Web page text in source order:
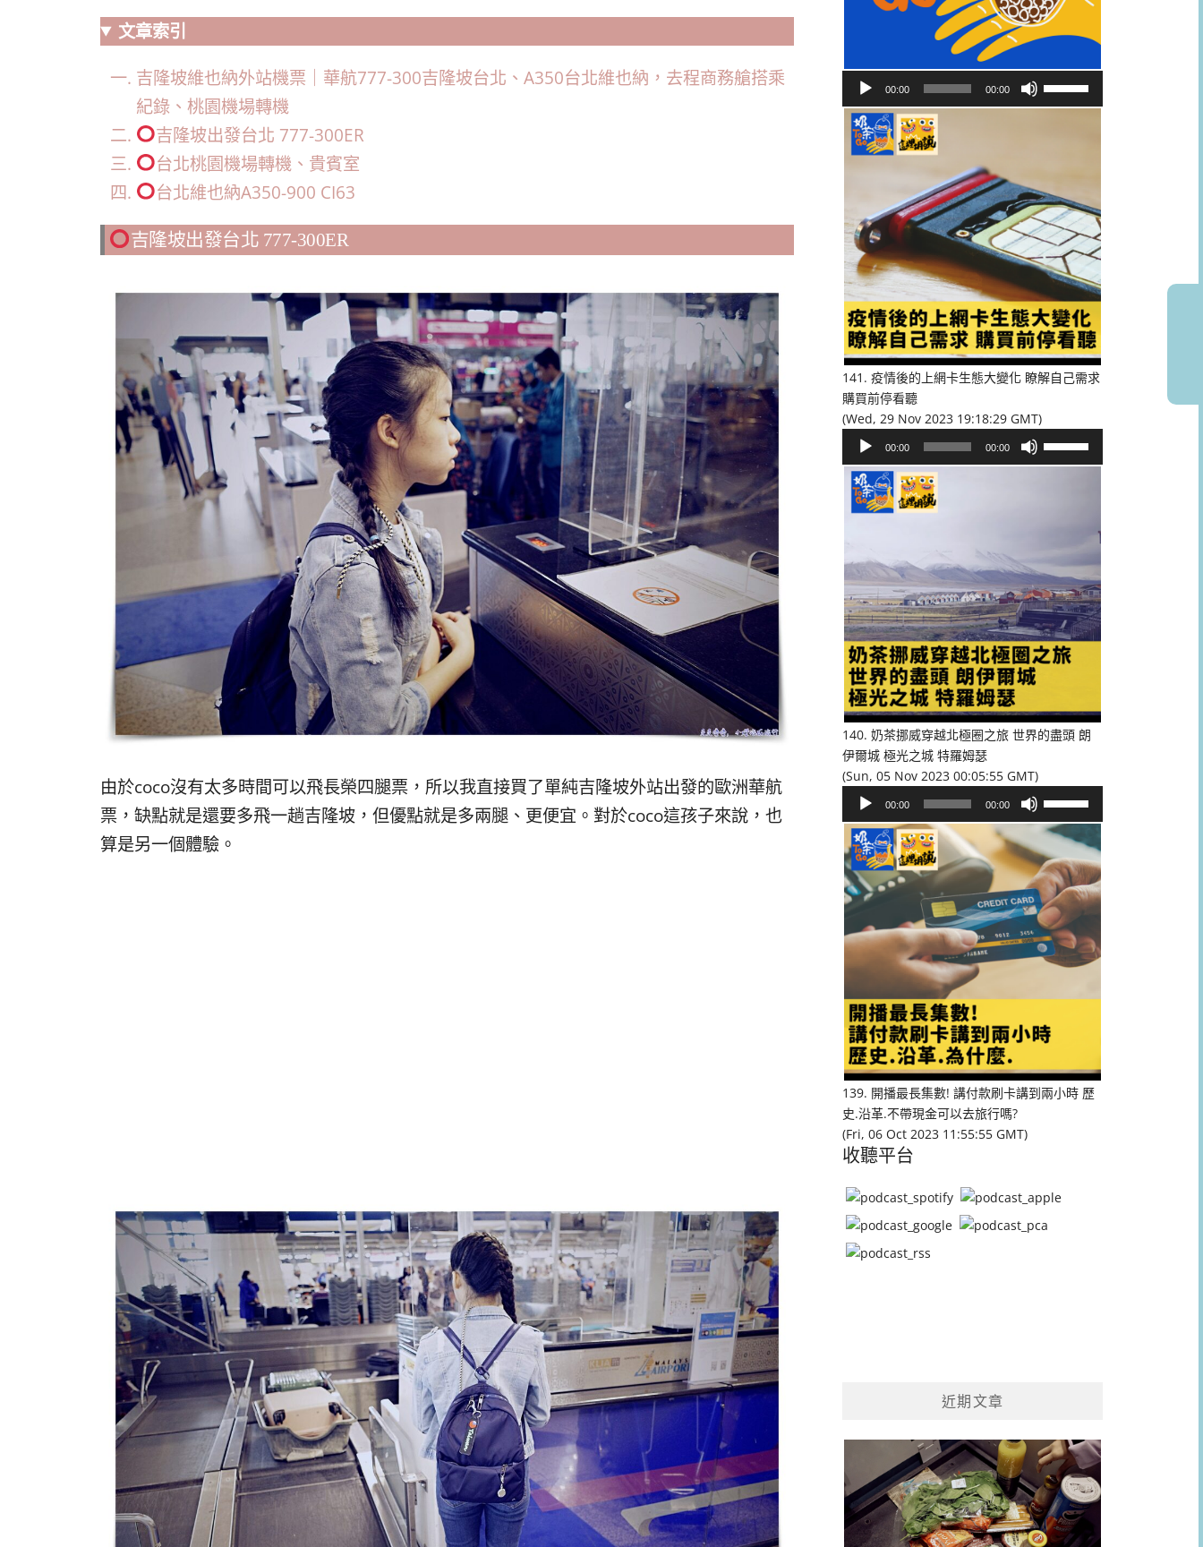
文章索引
吉隆坡維也納外站機票｜華航777-300吉隆坡台北、A350台北維也納，去程商務艙搭乘
紀錄、桃園機場轉機
吉隆坡出發台北 777-300ER
台北桃園機場轉機、貴賓室
台北維也納A350-900 CI63
吉隆坡出發台北 777-300ER
由於coco沒有太多時間可以飛長榮四腿票，所以我直接買了單純吉隆坡外站出發的歐洲華航
票，缺點就是還要多飛一趟吉隆坡，但優點就是多兩腿、更便宜。對於coco這孩子來說，也
算是另一個體驗。
播
放
00:00 00:00
鍵
以
提
高
或
降
低
音
量。
141. 疫情後的上網卡生態大變化 瞭解自己需求
購買前停看聽
(Wed, 29 Nov 2023 19:18:29 GMT)
播
放
00:00 00:00
以
提
高
或
降
量。
140. 奶茶挪威穿越北極圈之旅 世界的盡頭 朗
伊爾城 極光之城 特羅姆瑟
(Sun, 05 Nov 2023 00:05:55 GMT)
播
放
器
00:00 00:00
向
上/
向
下
鍵
以
提
或
降
低
量。
139. 開播最長集數! 講付款刷卡講到兩小時 歷
史.沿革.不帶現金可以去旅行嗎?
(Fri, 06 Oct 2023 11:55:55 GMT)
收聽平台
近期文章